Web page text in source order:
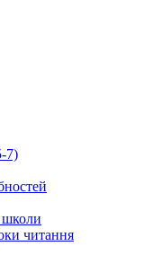
7)
школи
читання